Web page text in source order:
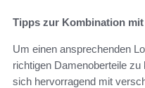
Tipps zur Kombination
Um einen ansprechenden
richtigen Damenoberteile
sich hervorragend mit